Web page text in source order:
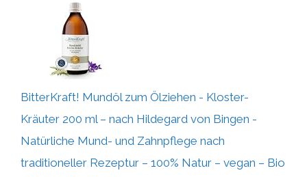
BitterKraft! Mundöl zum Ölziehen - Kloster-
Kräuter 200 ml – nach Hildegard von Bingen -
Natürliche Mund- und Zahnpflege nach
traditioneller Rezeptur – 100% Natur – vegan – Bio